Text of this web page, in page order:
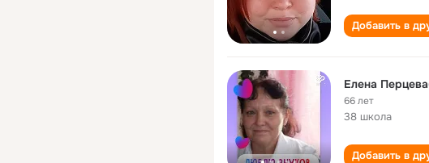
Добавить в
Елена
66 лет
38 школа
Добавить в